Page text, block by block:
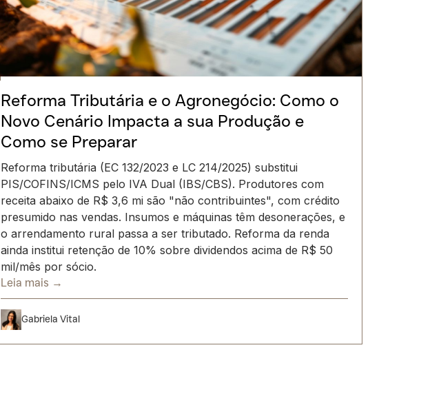
Reforma Tributária e o Agronegócio: Como o
Novo Cenário Impacta a sua Produção e
Como se Preparar
Reforma tributária (EC 132/2023 e LC 214/2025) substitui
PIS/COFINS/ICMS pelo IVA Dual (IBS/CBS). Produtores com
receita abaixo de R$ 3,6 mi são "não contribuintes", com crédito
presumido nas vendas. Insumos e máquinas têm desonerações, e
o arrendamento rural passa a ser tributado. Reforma da renda
ainda institui retenção de 10% sobre dividendos acima de R$ 50
mil/mês por sócio.
Leia mais →
Gabriela Vital